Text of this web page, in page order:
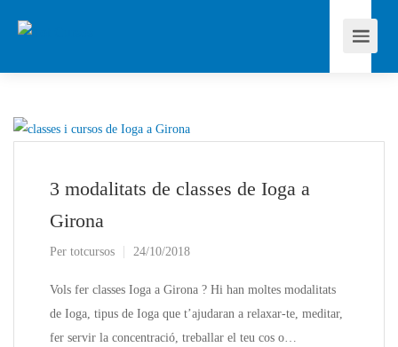
3 modalitats de classes de Ioga a
Girona
Per totcursos 24/10/2018
Vols fer classes Ioga a Girona ? Hi han moltes modalitats
de Ioga, tipus de Ioga que t’ajudaran a relaxar-te, meditar,
fer servir la concentració, treballar el teu cos o…